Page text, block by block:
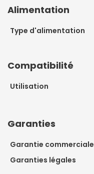
Alimentation
Type d'alimentation
Compatibilité
Utilisation
Garanties
Garantie commerciale
Garanties légales